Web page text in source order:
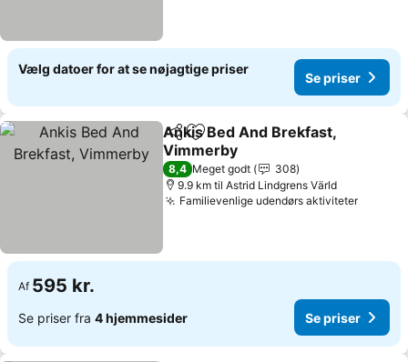
Vælg datoer for at se nøjagtige priser
Se priser
Del Føj til favoritter
Ankis Bed And Brekfast,
Vimmerby
Se priser
8,4 Meget godt
308
9.9 km til Astrid Lindgrens Värld
Familievenlige udendørs aktiviteterSe
Af 595 kr.
Se priser fra 4 hjemmesider Se priser